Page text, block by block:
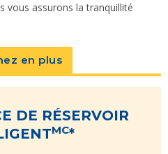
vous assurons la tranquillité
en plus
DE RÉSERVOIR
MC*